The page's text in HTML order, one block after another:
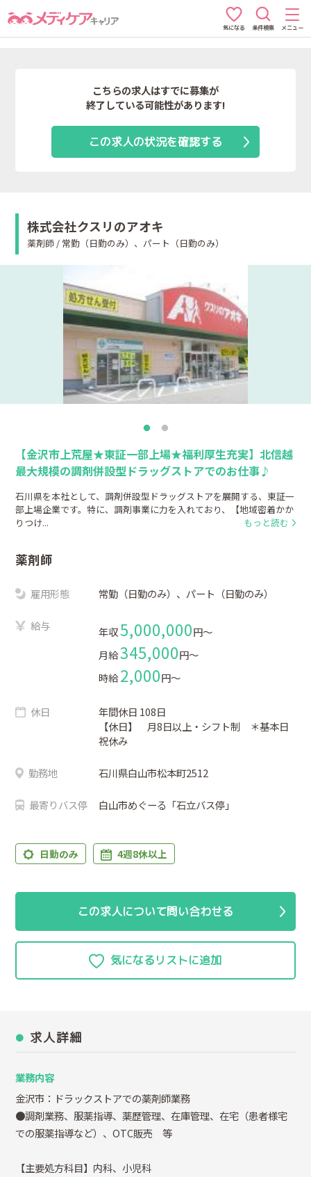
気になる 条件検索 メニュー
こちらの求人はすでに募集が
終了している可能性があります!
この求人の状況を確認する
株式会社クスリのアオキ
薬剤師 / 常勤（日勤のみ）、パート（日勤のみ）
【金沢市上荒屋★東証一部上場★福利厚生充実】北信越
最大規模の調剤併設型ドラッグストアでのお仕事♪
石川県を本社として、調剤併設型ドラッグストアを展開する、東証一
部上場企業です。特に、調剤事業に力を入れており、【地域密着かか
りつけ...
もっと読む
薬剤師
雇用形態 常勤（日勤のみ）、パート（日勤のみ）
給与 年収5,000,000円〜
月給345,000円〜
時給2,000円〜
休日
年間休日 108日
【休日】 月8日以上・シフト制 ＊基本日
祝休み
勤務地 石川県白山市松本町2512
最寄りバス停 白山市めぐーる「石立バス停」
日勤のみ 4週8休以上
この求人について問い合わせる
求人詳細
業務内容
金沢市：ドラックストアでの薬剤師業務
●調剤業務、服薬指導、薬歴管理、在庫管理、在宅（患者様宅
での服薬指導など）、OTC販売 等
【主要処方科目】内科、小児科